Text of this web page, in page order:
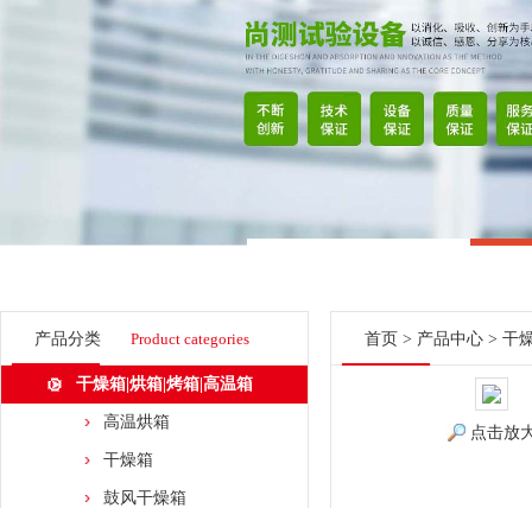
产品分类 Product categories
干燥箱|烘箱|烤箱|高温箱
高温烘箱
干燥箱
鼓风干燥箱
首页 > 产品中心 > 干
点击放